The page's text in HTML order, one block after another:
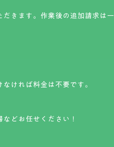
きます。作業後の追加請求は一
ければ料金は不要です。
どお任せください！